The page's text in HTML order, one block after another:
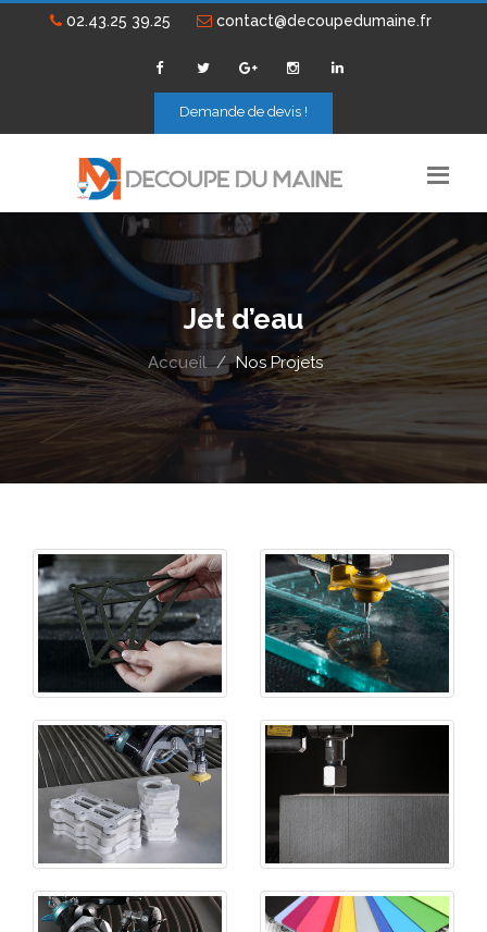
02.43.25 39.25 contact@decoupedumaine.fr
Demande de devis !
Jet d’eau
Accueil Nos Projets